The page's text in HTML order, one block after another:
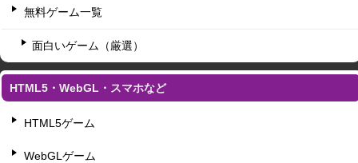
無料ゲーム一覧
面白いゲーム（厳選）
HTML5・WebGL・スマホなど
HTML5ゲーム
WebGLゲーム